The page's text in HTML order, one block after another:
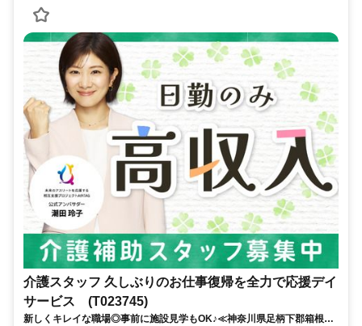
介護スタッフ 久しぶりのお仕事復帰を全力で応援デイ
サービス (T023745)
新しくキレイな職場◎事前に施設見学もOK♪≪神奈川県足柄下郡箱根町